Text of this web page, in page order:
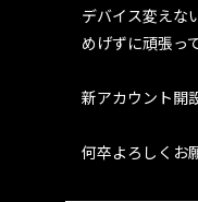
デバイス変えな
めげずに頑張っ
新アカウント開
何卒よろしくお